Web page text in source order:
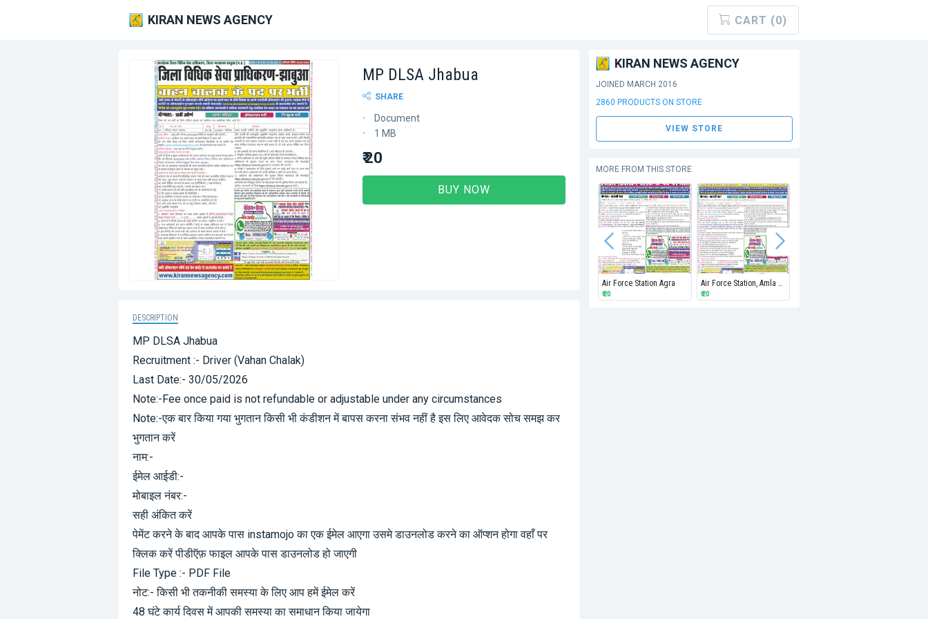
KIRAN NEWS AGENCY CART (0)
MP DLSA Jhabua
SHARE
Document
1 MB
₹ 20
BUY NOW
DESCRIPTION
MP DLSA Jhabua
Recruitment :- Driver (Vahan Chalak)
Last Date:- 30/05/2026
Note:-Fee once paid is not refundable or adjustable under any circumstances
Note:-एक बार किया गया भुगतान किसी भी कंडीशन में बापस करना संभव नहीं है इस लिए आवेदक सोच समझ कर
भुगतान करें
नाम:-
ईमेल आईडी:-
मोबाइल नंबर:-
सही अंकित करें
पेमेंट करने के बाद आपके पास instamojo का एक ईमेल आएगा उसमे डाउनलोड करने का ऑप्शन होगा वहाँ पर
क्लिक करें पीडीऍफ़ फाइल आपके पास डाउनलोड हो जाएगी
File Type :- PDF File
नोट:- किसी भी तकनीकी समस्या के लिए आप हमें ईमेल करें
48 घंटे कार्य दिवस में आपकी समस्या का समाधान किया जायेगा
KIRAN NEWS AGENCY
JOINED MARCH 2016
2860 PRODUCTS ON STORE
VIEW STORE
MORE FROM THIS STORE
Air Force Station Agra
₹ 20 ₹ 20